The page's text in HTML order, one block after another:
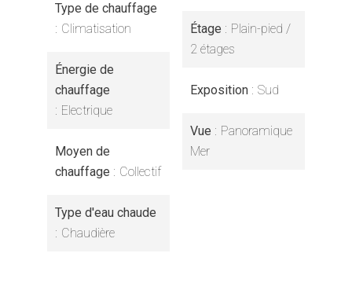
Type de chauffage
Climatisation
Énergie de
chauffage
Electrique
Moyen de
chauffage
Collectif
Type d'eau chaude
Chaudière
Étage
Plain-pied /
2 étages
Exposition Sud
Vue
Panoramique
Mer